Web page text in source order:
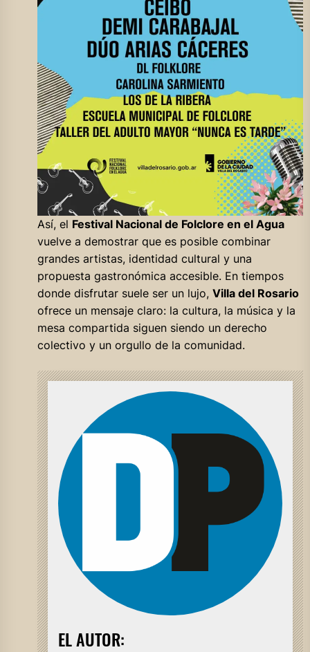
Así, el Festival Nacional de Folclore en el Agua
vuelve a demostrar que es posible combinar
grandes artistas, identidad cultural y una
propuesta gastronómica accesible. En tiempos
donde disfrutar suele ser un lujo, Villa del Rosario
ofrece un mensaje claro: la cultura, la música y la
mesa compartida siguen siendo un derecho
colectivo y un orgullo de la comunidad.
EL AUTOR: